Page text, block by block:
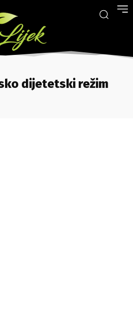
dijetetski režim